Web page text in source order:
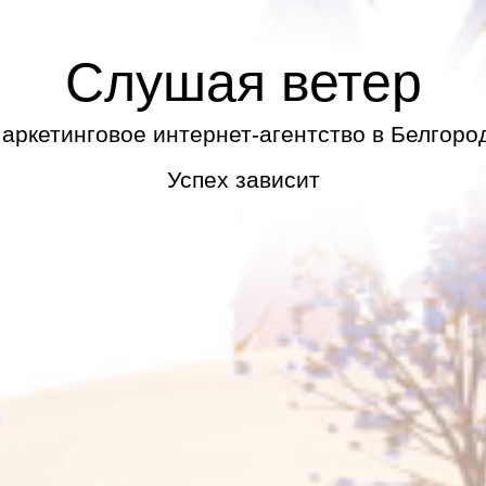
Слушая ветер
интернет-агентство в
Мечтай и